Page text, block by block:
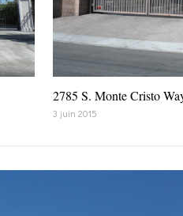
2785 S. Monte Cristo
3 juin 2015